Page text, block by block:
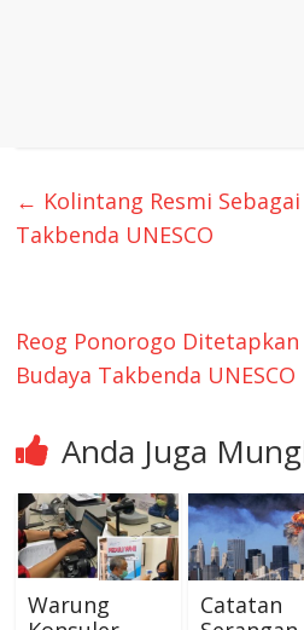
← Kolintang Resmi
Takbenda UNESCO
Reog Ponorogo
Budaya Takbenda UNESCO
Anda Juga
Warung
Catatan